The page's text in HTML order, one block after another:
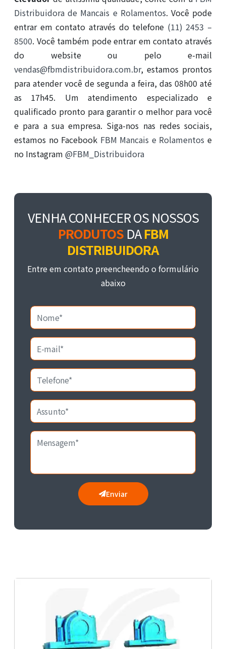
Distribuidora de Mancais e Rolamentos. Você pode
entrar em contato através do telefone (11) 2453 –
8500. Você também pode entrar em contato através
do website ou pelo e-mail
vendas@fbmdistribuidora.com.br, estamos prontos
para atender você de segunda a feira, das 08h00 até
as 17h45. Um atendimento especializado e
qualificado pronto para garantir o melhor para você
e para a sua empresa. Siga-nos nas redes sociais,
estamos no Facebook FBM Mancais e Rolamentos e
no Instagram @FBM_Distribuidora
VENHA CONHECER OS NOSSOS
PRODUTOSDAFBM
DISTRIBUIDORA
Entre em contato preencheendo o formulário
abaixo
Enviar